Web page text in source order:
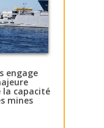
engage
la capacité
mines